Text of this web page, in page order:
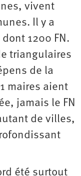
vivent
Il y a
1200 FN.
triangulaires
de la
maires aient
jamais le FN
de villes,
été surtout